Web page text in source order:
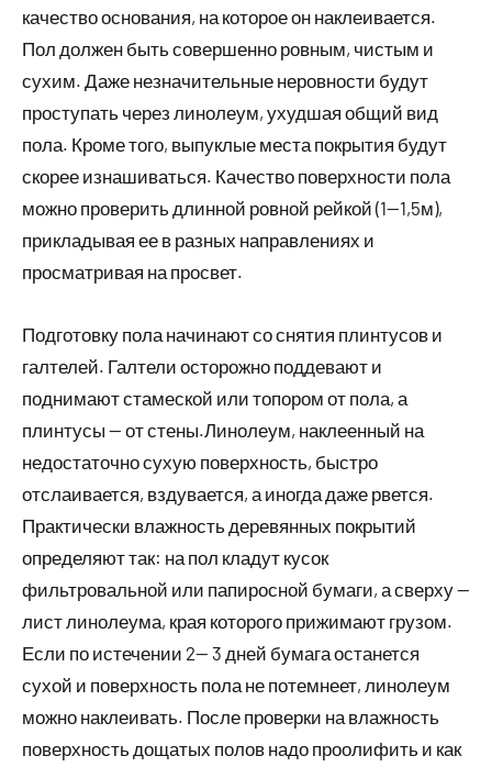
качество основания, на которое он наклеивается.
Пол должен быть совершенно ровным, чистым и
сухим. Даже незначительные неровности будут
проступать через линолеум, ухудшая общий вид
пола. Кроме того, выпуклые места покрытия будут
скорее изнашиваться. Качество поверхности пола
можно проверить длинной ровной рейкой (1—1,5м),
прикладывая ее в разных направлениях и
просматривая на просвет.
Подготовку пола начинают со снятия плинтусов и
галтелей. Галтели осторожно поддевают и
поднимают стамеской или топором от пола, а
плинтусы — от стены.Линолеум, наклеенный на
недостаточно сухую поверхность, быстро
отслаивается, вздувается, а иногда даже рвется.
Практически влажность деревянных покрытий
определяют так: на пол кладут кусок
фильтровальной или папиросной бумаги, а сверху —
лист линолеума, края которого прижимают грузом.
Если по истечении 2— 3 дней бумага останется
сухой и поверхность пола не потемнеет, линолеум
можно наклеивать. После проверки на влажность
поверхность дощатых полов надо проолифить и как